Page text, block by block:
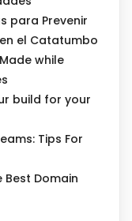
para Prevenir
el Catatumbo
while
build for your
Tips For
Best Domain